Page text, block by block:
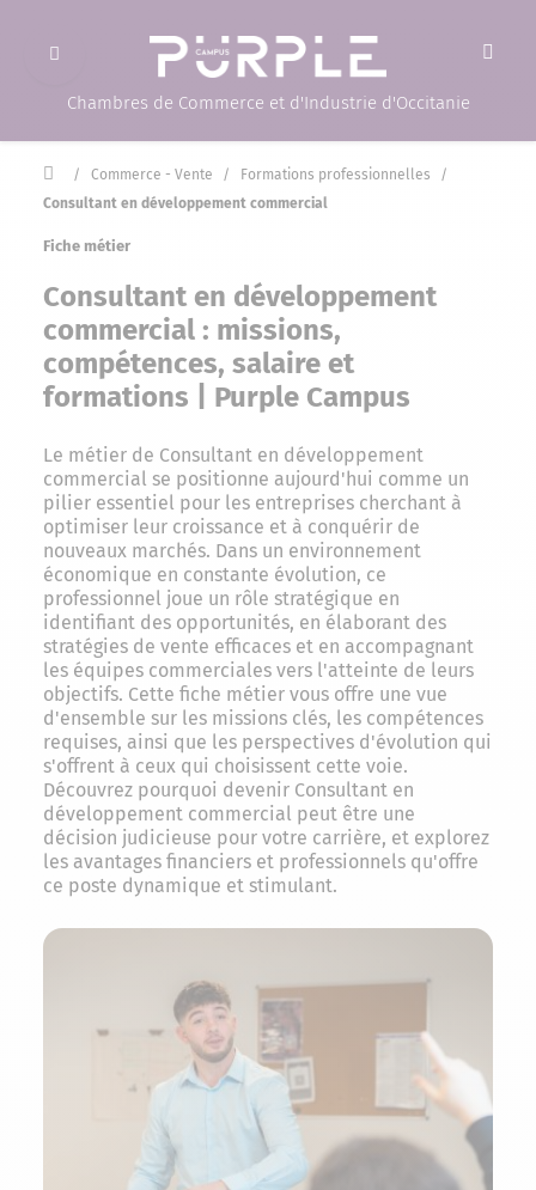
Ouvrir le menu
Chambres de Commerce et d'Industrie d'Occitanie
Accueil
/ Commerce - Vente / Formations professionnelles
/
Consultant en développement commercial
Fiche métier
Consultant en développement
commercial : missions,
compétences, salaire et
formations | Purple Campus
Le métier de Consultant en développement
commercial se positionne aujourd'hui comme un
pilier essentiel pour les entreprises cherchant à
optimiser leur croissance et à conquérir de
nouveaux marchés. Dans un environnement
économique en constante évolution, ce
professionnel joue un rôle stratégique en
identifiant des opportunités, en élaborant des
stratégies de vente efficaces et en accompagnant
les équipes commerciales vers l'atteinte de leurs
objectifs. Cette fiche métier vous offre une vue
d'ensemble sur les missions clés, les compétences
requises, ainsi que les perspectives d'évolution qui
s'offrent à ceux qui choisissent cette voie.
Découvrez pourquoi devenir Consultant en
développement commercial peut être une
décision judicieuse pour votre carrière, et explorez
les avantages financiers et professionnels qu'offre
ce poste dynamique et stimulant.